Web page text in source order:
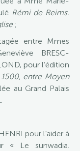
Rémi de Reims.
;
entre Mmes
BRESC-
pour l’édition
1500, entre Moyen
au Grand Palais
pour l’aider à
« Le sunwadia.